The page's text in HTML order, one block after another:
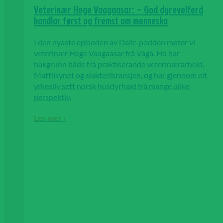
Veterinær Hege Vaagaasar: – God dyrevelferd
handlar først og fremst om menneska
I den nyaste episoden av Dalir-podden møter vi
veterinær Hege Vaagaasar frå Vågå. Ho har
bakgrunn både frå praktiserande veterinærarbeid,
Mattilsynet og slakteribransjen, og har gjennom eit
yrkesliv sett norsk husdyrhald frå mange ulike
perspektiv.
Les mer ›